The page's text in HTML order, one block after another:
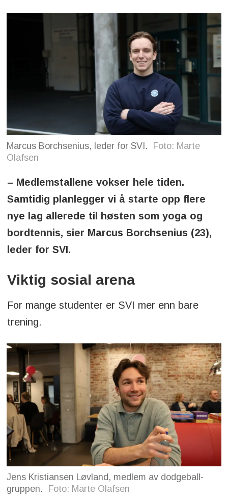
Marcus Borchsenius, leder for SVI.
Foto: Marte
Olafsen
– Medlemstallene vokser hele tiden.
Samtidig planlegger vi å starte opp flere
nye lag allerede til høsten som yoga og
bordtennis, sier Marcus Borchsenius (23),
leder for SVI.
Viktig sosial arena
For mange studenter er SVI mer enn bare
trening.
Jens Kristiansen Løvland, medlem av dodgeball-
gruppen.
Foto: Marte Olafsen